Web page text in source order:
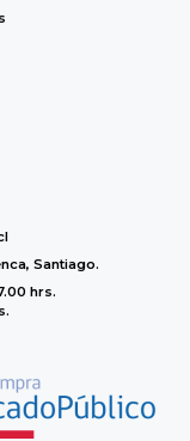
Santiago.
hrs.